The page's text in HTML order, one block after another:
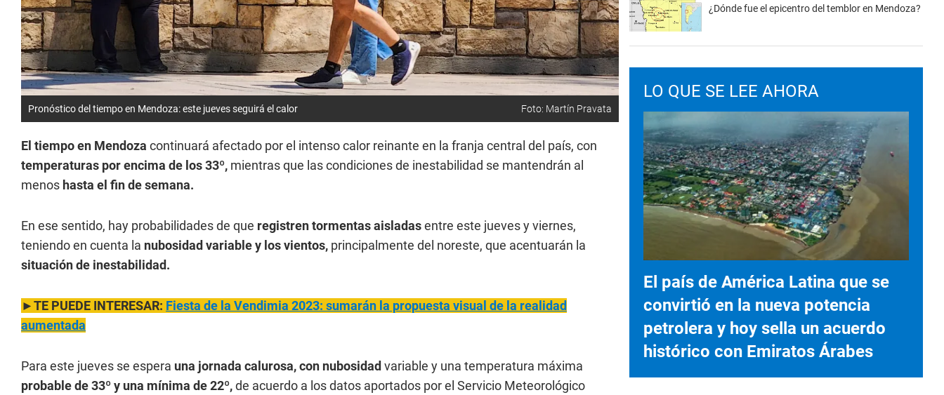
Pronóstico del tiempo en Mendoza: este jueves seguirá el calor Foto: Martín Pravata
El tiempo en Mendoza continuará afectado por el intenso calor reinante en la franja central del país, con
temperaturas por encima de los 33º, mientras que las condiciones de inestabilidad se mantendrán al
menos hasta el fin de semana.
En ese sentido, hay probabilidades de que registren tormentas aisladasentre este jueves y viernes,
teniendo en cuenta la nubosidad variable y los vientos, principalmente del noreste, que acentuarán la
situación de inestabilidad.
►TE PUEDE INTERESAR: Fiesta de la Vendimia 2023: sumarán la propuesta visual de la realidad
aumentada
Para este jueves se espera una jornada calurosa, con nubosidadvariable y una temperatura máxima
probable de 33º y una mínima de 22º,de acuerdo a los datos aportados por el Servicio Meteorológico
¿Dónde fue el epicentro del temblor en Mendoza?
LO QUE SE LEE AHORA
El país de América Latina que se
convirtió en la nueva potencia
petrolera y hoy sella un acuerdo
histórico con Emiratos Árabes